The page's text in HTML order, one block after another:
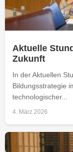
Aktuelle
Zukunft
In der Aktuellen
Bildungsstrategie
technologischer...
4. März 2026